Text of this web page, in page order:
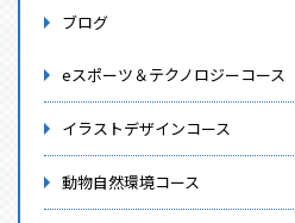
ブログ
eスポーツ＆テクノロジーコース
イラストデザインコース
動物自然環境コース